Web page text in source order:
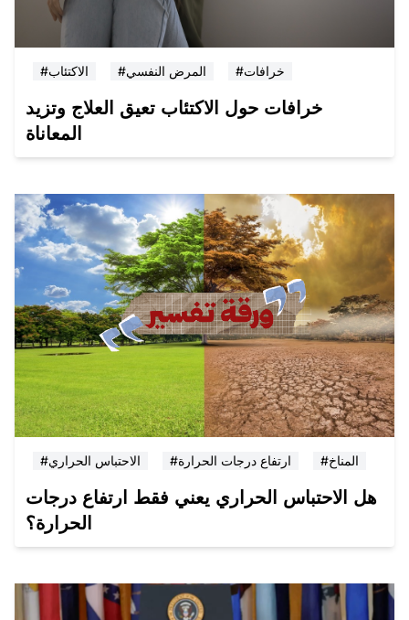
#الاكتئاب #المرض النفسي #خرافات
خرافات حول الاكتئاب تعيق العلاج وتزيد
المعاناة
#الاحتباس الحراري #ارتفاع درجات الحرارة #المناخ
هل الاحتباس الحراري يعني فقط ارتفاع درجات
الحرارة؟